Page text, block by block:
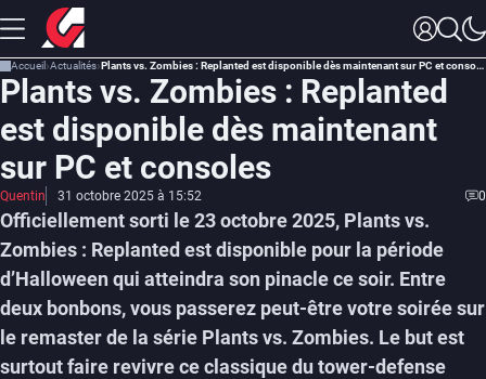
Accueil Actualités Plants vs. Zombies : Replanted est disponible dès maintenant sur PC et consoles
Plants vs. Zombies : Replanted
est disponible dès maintenant
sur PC et consoles
Quentin 31 octobre 2025 à 15:52 0
Officiellement sorti le 23 octobre 2025, Plants vs.
Zombies : Replanted est disponible pour la période
d’Halloween qui atteindra son pinacle ce soir. Entre
deux bonbons, vous passerez peut-être votre soirée sur
le remaster de la série Plants vs. Zombies. Le but est
surtout faire revivre ce classique du tower-defense